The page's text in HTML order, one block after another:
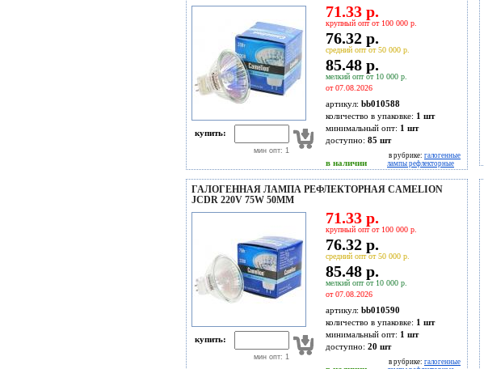
купить:
мин опт: 1
71.33 р.
крупный опт от 100 000 р.
76.32 р.
средний опт от 50 000 р.
85.48 р.
мелкий опт от 10 000 р.
от 07.08.2026
артикул: bb010588
количество в упаковке: 1 шт
минимальный опт: 1 шт
доступно: 85 шт
в наличии
в рубрике: галогенные
лампы рефлекторные
ГАЛОГЕННАЯ ЛАМПА РЕФЛЕКТОРНАЯ CAMELION
JCDR 220V 75W 50MM
купить:
мин опт: 1
71.33 р.
крупный опт от 100 000 р.
76.32 р.
средний опт от 50 000 р.
85.48 р.
мелкий опт от 10 000 р.
от 07.08.2026
артикул: bb010590
количество в упаковке: 1 шт
минимальный опт: 1 шт
доступно: 20 шт
в рубрике: галогенные